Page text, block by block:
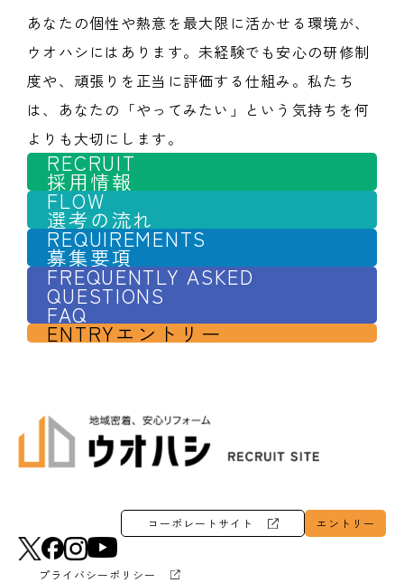
あなたの個性や熱意を最大限に活かせる環境が、
ウオハシにはあります。未経験でも安心の研修制
度や、頑張りを正当に評価する仕組み。私たち
は、あなたの「やってみたい」という気持ちを何
よりも大切にします。
RECRUIT
採用情報
FLOW
選考の流れ
REQUIREMENTS
募集要項
FREQUENTLY ASKED
QUESTIONS
FAQ
ENTRYエントリー
コーポレートサイト エントリー
プライバシーポリシー